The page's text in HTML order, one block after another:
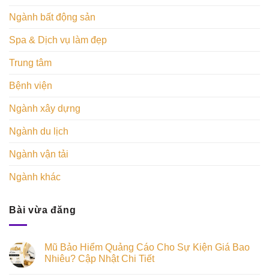
Ngành bất động sản
Spa & Dịch vụ làm đẹp
Trung tâm
Bệnh viện
Ngành xây dựng
Ngành du lịch
Ngành vận tải
Ngành khác
Bài vừa đăng
Mũ Bảo Hiểm Quảng Cáo Cho Sự Kiện Giá Bao
Nhiêu? Cập Nhật Chi Tiết